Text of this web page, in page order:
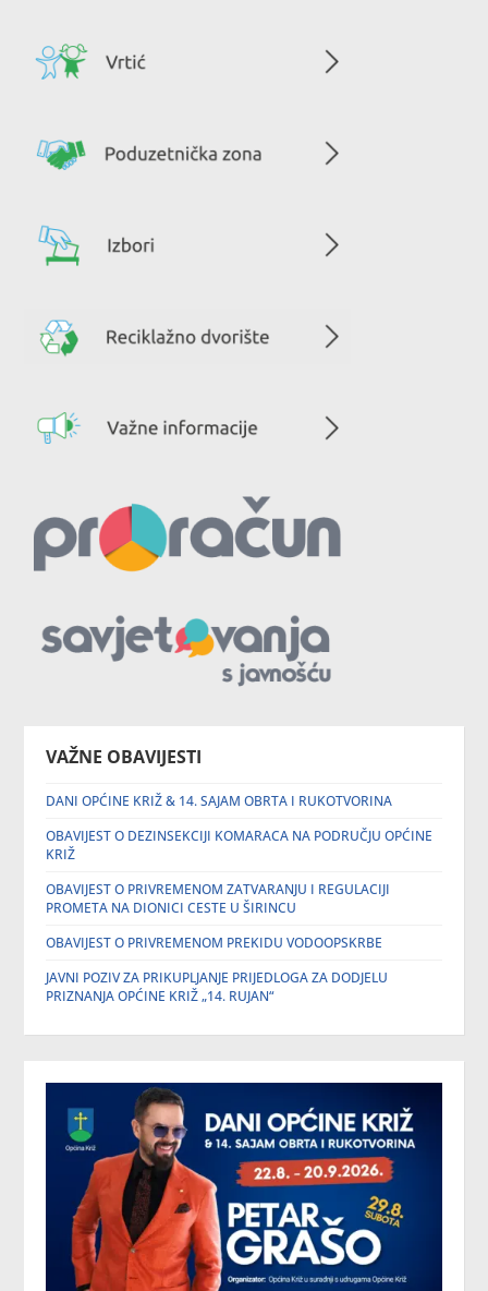
VAŽNE OBAVIJESTI
DANI OPĆINE KRIŽ & 14. SAJAM OBRTA I RUKOTVORINA
OBAVIJEST O DEZINSEKCIJI KOMARACA NA PODRUČJU OPĆINE
KRIŽ
OBAVIJEST O PRIVREMENOM ZATVARANJU I REGULACIJI
PROMETA NA DIONICI CESTE U ŠIRINCU
OBAVIJEST O PRIVREMENOM PREKIDU VODOOPSKRBE
JAVNI POZIV ZA PRIKUPLJANJE PRIJEDLOGA ZA DODJELU
PRIZNANJA OPĆINE KRIŽ „14. RUJAN“